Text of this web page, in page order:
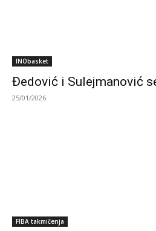
INObasket
Đedović i Sulejmanović
25/01/2026
FIBA takmičenja